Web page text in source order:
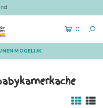
0
MOGELIJK